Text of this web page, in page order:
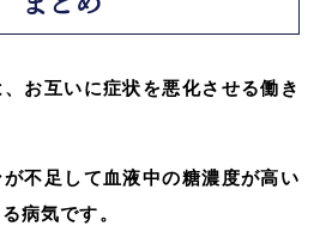
お互いに症状を悪化させる働き
不足して血液中の糖濃度が高い
病気です。